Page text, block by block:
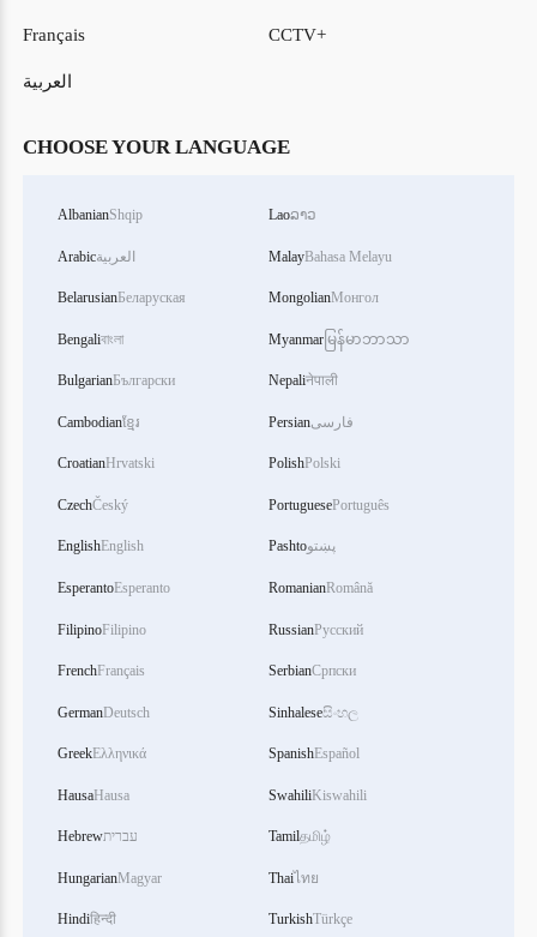
Français
العربية
CCTV+
CHOOSE YOUR LANGUAGE
AlbanianShqip
Arabicالعربية
BelarusianБеларуская
Bengaliবাংলা
BulgarianБългарски
Cambodianខ្មែរ
CroatianHrvatski
CzechČeský
EnglishEnglish
EsperantoEsperanto
FilipinoFilipino
FrenchFrançais
GermanDeutsch
GreekΕλληνικά
HausaHausa
Hebrewעברית
HungarianMagyar
Hindiहिन्दी
Laoລາວ
MalayBahasa Melayu
MongolianМонгол
Myanmar မြန်မာဘာသာ
Nepaliनेपाली
Persianفارسی
PolishPolski
PortuguesePortuguês
Pashtoپښتو
RomanianRomână
RussianРусский
SerbianСрпски
Sinhaleseසිංහල
SpanishEspañol
SwahiliKiswahili
Tamilதமிழ்
Thaiไทย
TurkishTürkçe